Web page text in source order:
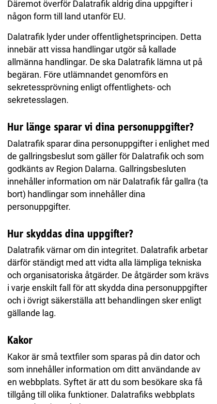
Däremot överför Dalatrafik aldrig dina uppgifter i
någon form till land utanför EU.
Dalatrafik lyder under offentlighetsprincipen. Detta
innebär att vissa handlingar utgör så kallade
allmänna handlingar. De ska Dalatrafik lämna ut på
begäran. Före utlämnandet genomförs en
sekretessprövning enligt offentlighets- och
sekretesslagen.
Hur länge sparar vi dina personuppgifter?
Dalatrafik sparar dina personuppgifter i enlighet med
de gallringsbeslut som gäller för Dalatrafik och som
godkänts av Region Dalarna. Gallringsbesluten
innehåller information om när Dalatrafik får gallra (ta
bort) handlingar som innehåller dina
personuppgifter.
Hur skyddas dina uppgifter?
Dalatrafik värnar om din integritet. Dalatrafik arbetar
därför ständigt med att vidta alla lämpliga tekniska
och organisatoriska åtgärder. De åtgärder som krävs
i varje enskilt fall för att skydda dina personuppgifter
och i övrigt säkerställa att behandlingen sker enligt
gällande lag.
Kakor
Kakor är små textfiler som sparas på din dator och
som innehåller information om ditt användande av
en webbplats. Syftet är att du som besökare ska få
tillgång till olika funktioner. Dalatrafiks webbplats